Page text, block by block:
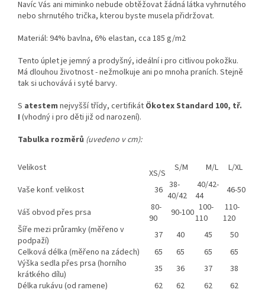
Navíc Vás ani miminko nebude obtěžovat žádná látka vyhrnutého
nebo shrnutého trička, kterou byste musela přidržovat.
Materiál: 94% bavlna, 6% elastan, cca 185 g/m2
Tento úplet je jemný a prodyšný, ideální i pro citlivou pokožku.
Má dlouhou životnost - nežmolkuje ani po mnoha praních. Stejně
tak si uchovává i syté barvy.
S atestem nejvyšší třídy, certifikát Ökotex Standard 100, tř.
I (vhodný i pro děti již od narození).
Tabulka rozměrů (uvedeno v cm):
Velikost XS/S S/M M/L
L/XL
Vaše konf. velikost
36 38-
40/42
40/42-
44
46-50
Váš obvod přes prsa
80-
90
90-100 100-
110
110-
120
Šíře mezi průramky (měřeno v
podpaží)
37 40 45
50
Celková délka (měřeno na zádech)
65 65 65
65
Výška sedla přes prsa (horního
krátkého dílu)
35 36 37
38
Délka rukávu (od ramene)
62 62 62 62